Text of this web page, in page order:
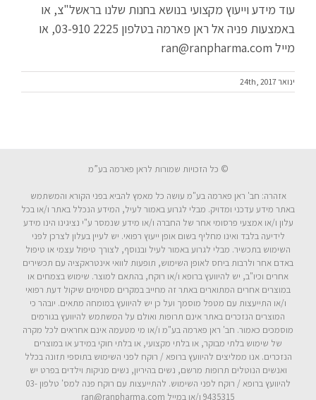
עוד מידע וייעוץ מקצועי בנושא בחנות שלנו בראשל"צ, או
באמצעות פניה אל ראן פארמה בטלפון 2225 03-910, או
מייל ran@ranpharma.com
ינואר 24th, 2017
© כל הזכויות שמורות לראן פארמה בע”מ
אזהרה: חב' ראן פארמה בע"מ עושה כל מאמץ להביא בפני הקורא והמשתמש
באתר מידע עדכני ומדויק. מבלי לגרוע באמור לעיל, המידע הנכלל באתר ו/או בכל
עלון ו/או אמצעי פרסומי אחר של החברה ו/או מידע שנמסר ע"י נציגינו הינו מידע
לידיעה בלבד ואינו מחליף בשום אופן ייעוץ רפואי. יש לעיין בעלון לצרכן לפני
השימוש בתכשיר. מבלי לגרוע באמור לעיל ובנוסף, לצורך טיפול עצמי או טיפול
באדם אחר ולרבות ביחס לאופן השימוש, תופעות לוואי אינטראקציה עם תכשירים
אחרים וכיו"ב, יש להיוועץ ברופא ו/או רוקח, בהתאם למוצר. שימוש בצמחים או
במוצרים אחרים המתוארים באתר זה מחייב במקרים מסוימים שיקול דעת רפואי
ו/או התייעצות עם מטפל מוסמך ועל כן יש להיוועץ במומחה מתאים. יובהר כי
המוצרים הנזכרים באתר אינם תרופות ואולם על המשתמש להיוועץ בגורמים
מוסמכים כאמור. חב' ראן פארמה בע"מ ו/או מי מטעמה אינם אחראים לכל מקרה
של שימוש בלתי מבוקר, או בלתי מקצועי, או בלתי חוקי במידע או במוצרים
הנזכרים. אנו ממליצים להיוועץ ברופא / רוקח לפני השימוש בתוספי תזונה בכלל
ואנשים הנוטלים תרופות מרשם, נשים בהיריון, נשים מניקות וילדים בפרט יש
להיוועץ ברופא / רוקח לפני השימוש. להתייעצות עם רוקח פנה למס' טלפון 03-
9435315 ו/או במייל ran@ranpharma.com